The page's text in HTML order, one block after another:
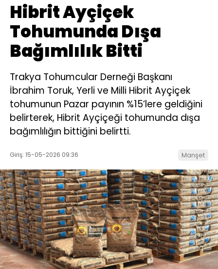
Hibrit Ayçiçek
Tohumunda Dışa
Bağımlılık Bitti
Trakya Tohumcular Derneği Başkanı
İbrahim Toruk, Yerli ve Milli Hibrit Ayçiçek
tohumunun Pazar payının %15’lere geldiğini
belirterek, Hibrit Ayçiçeği tohumunda dışa
bağımlılığın bittiğini belirtti.
Giriş: 15-05-2026 09:36 Manşet